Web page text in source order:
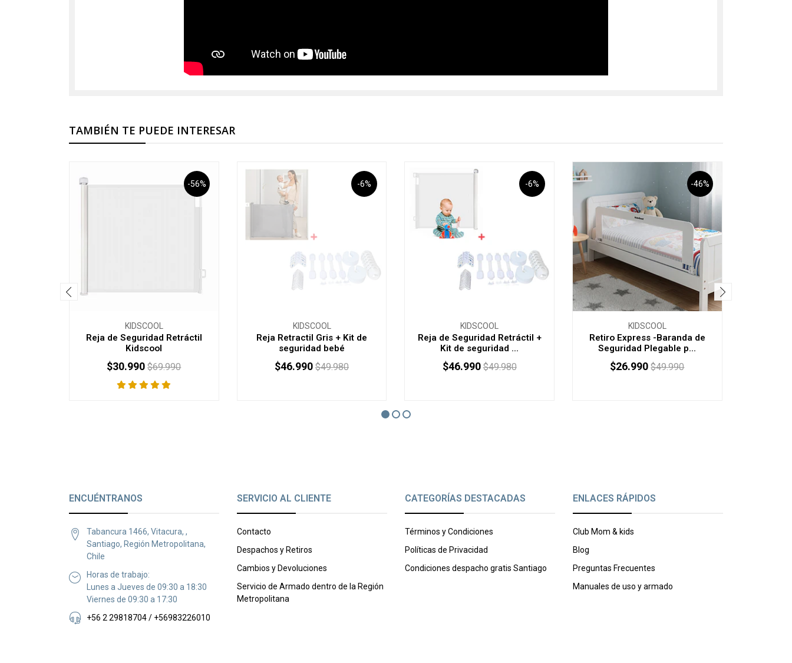
TAMBIÉN TE PUEDE INTERESAR
-56%
KIDSCOOL
Reja de Seguridad Retráctil
Kidscool
$30.990 $69.990
-6%
KIDSCOOL
Reja Retractil Gris + Kit de
seguridad bebé
AGOTADO
$46.990 $49.980
-6%
KIDSCOOL
Reja de Seguridad Retráctil +
Kit de seguridad ...
$46.990 $49.980
-46%
KIDSCOOL
Retiro Express -Baranda de
Seguridad Plegable p...
$26.990 $49.990
ENCUÉNTRANOS
Tabancura 1466, Vitacura, ,
Santiago, Región Metropolitana,
Chile
Horas de trabajo:
Lunes a Jueves de 09:30 a 18:30
Viernes de 09:30 a 17:30
+56 2 29818704 / +56983226010
SERVICIO AL CLIENTE
Contacto
Despachos y Retiros
Cambios y Devoluciones
Servicio de Armado dentro de la Región
Metropolitana
CATEGORÍAS DESTACADAS
Términos y Condiciones
Políticas de Privacidad
Condiciones despacho gratis Santiago
ENLACES RÁPIDOS
Club Mom & kids
Blog
Preguntas Frecuentes
Manuales de uso y armado